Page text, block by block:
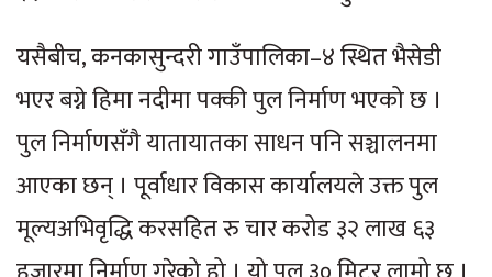
यसैबीच, कनकासुन्दरी गाउँपालिका–४ स्थित भैसेडी
भएर बग्ने हिमा नदीमा पक्की पुल निर्माण भएको छ ।
पुल निर्माणसँगै यातायातका साधन पनि सञ्चालनमा
आएका छन् । पूर्वाधार विकास कार्यालयले उक्त पुल
मूल्यअभिवृद्धि करसहित रु चार करोड ३२ लाख ६३